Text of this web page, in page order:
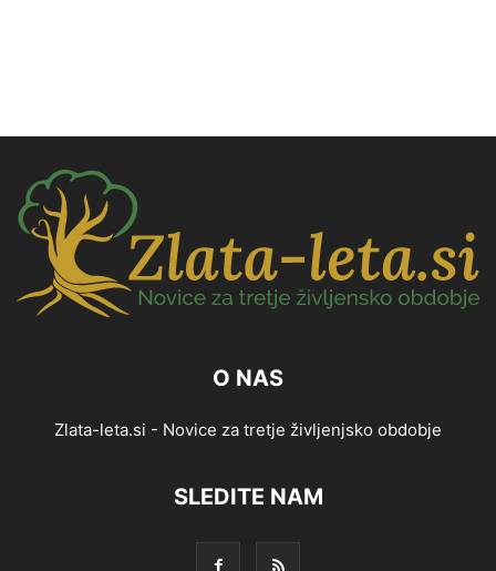
O NAS
Zlata-leta.si - Novice za tretje življenjsko obdobje
SLEDITE NAM